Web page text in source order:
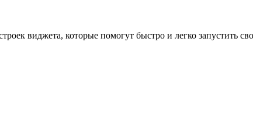
виджета, которые помогут быстро и легко запустить